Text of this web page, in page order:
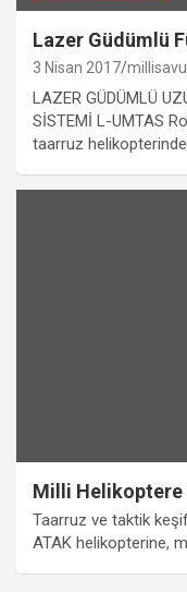
Lazer Güdümlü
3 Nisan 2017
LAZER GÜDÜMLÜ
SİSTEMİ L-UMTAS
taarruz
Milli Helikoptere
Taarruz ve taktik
ATAK helikopterine,